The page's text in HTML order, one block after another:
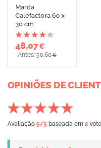
Manta
Calefactora 60 x
30 cm
48,07€
Antes: 50,60€
OPINIÕES DE
Avaliação 5/5 baseada em 2